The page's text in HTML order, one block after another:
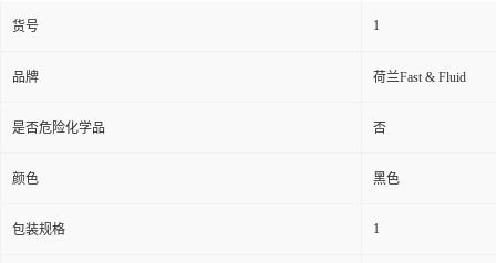
货号 1
品牌 荷兰Fast & Fluid
是否危险化学品 否
颜色 黑色
包装规格 1